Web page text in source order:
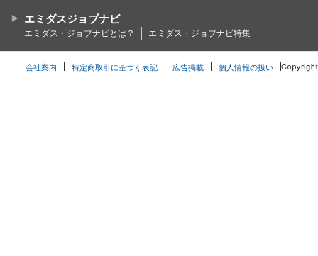
エミダスジョブナビ
エミダス・ジョブナビとは？ エミダス・ジョブナビ特集
会社案内 特定商取引に基づく表記 広告掲載 個人情報の扱い